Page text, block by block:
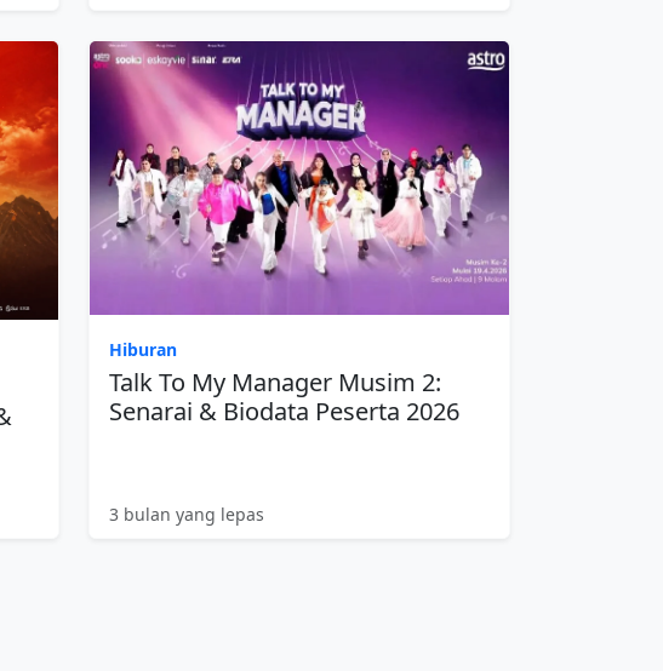
Hiburan
Talk To My Manager Musim 2:
Senarai & Biodata Peserta 2026
3 bulan yang lepas